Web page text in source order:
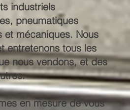
industriels
pneumatiques
et mécaniques. Nous
entretenons tous les
nous vendons, et des
en mesure de vous